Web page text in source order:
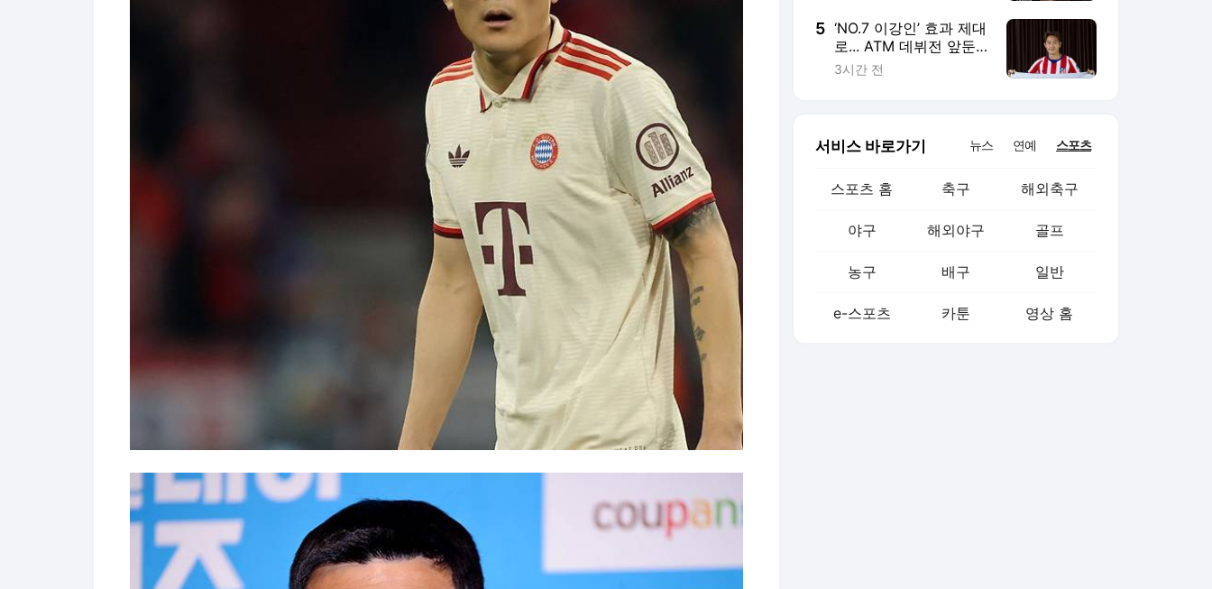
5 ‘NO.7 이강인’ 효과 제대
로... ATM 데뷔전 앞둔
상암, 킥오프 3시간 전
3시간 전
서비스 바로가기 뉴스 연예 스포츠
스포츠 홈 축구 해외축구
야구 해외야구 골프
농구 배구 일반
e-스포츠 카툰 영상 홈